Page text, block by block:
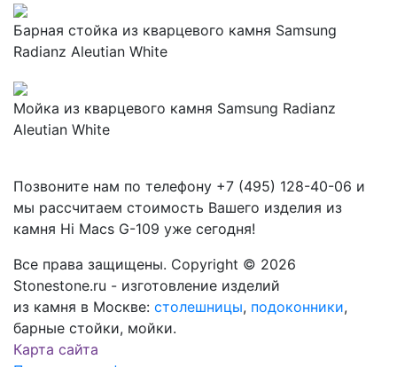
Барная стойка из кварцевого камня Samsung
Radianz Aleutian White
Мойка из кварцевого камня Samsung Radianz
Aleutian White
Позвоните нам по телефону +7 (495) 128-40-06 и
мы рассчитаем стоимость Вашего изделия из
камня Hi Macs G-109 уже сегодня!
Все права защищены. Copyright © 2026
Stonestone.ru - изготовление изделий
из камня в Москве: столешницы, подоконники,
барные стойки, мойки.
Карта сайта